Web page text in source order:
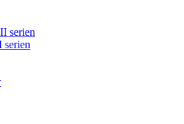
serien
serien